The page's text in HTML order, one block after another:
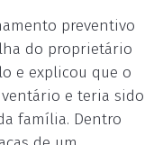
preventivo
do proprietário
e explicou que o
e teria sido
família. Dentro